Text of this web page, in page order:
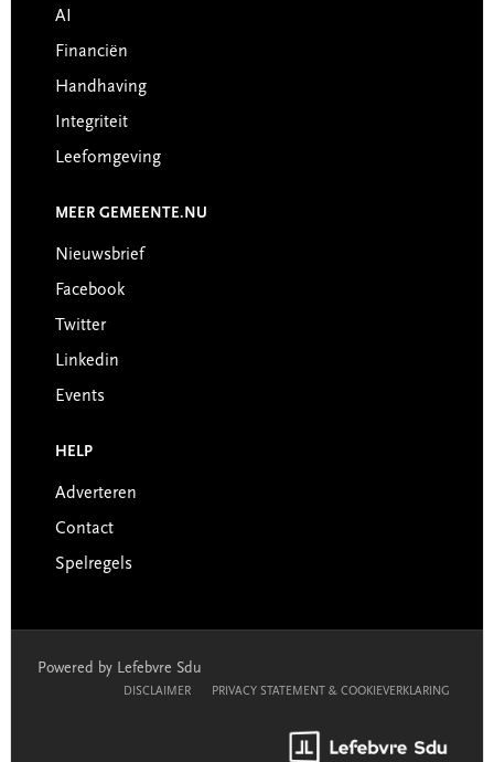
AI
Financiën
Handhaving
Integriteit
Leefomgeving
MEER GEMEENTE.NU
Nieuwsbrief
Facebook
Twitter
Linkedin
Events
HELP
Adverteren
Contact
Spelregels
Powered by Lefebvre Sdu
DISCLAIMER PRIVACY STATEMENT & COOKIEVERKLARING